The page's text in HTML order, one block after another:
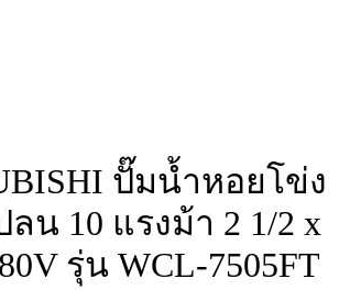
ปั๊มน้ำหอยโข่ง
น 10 แรงม้า 2 1/2 x
รุ่น WCL-7505FT